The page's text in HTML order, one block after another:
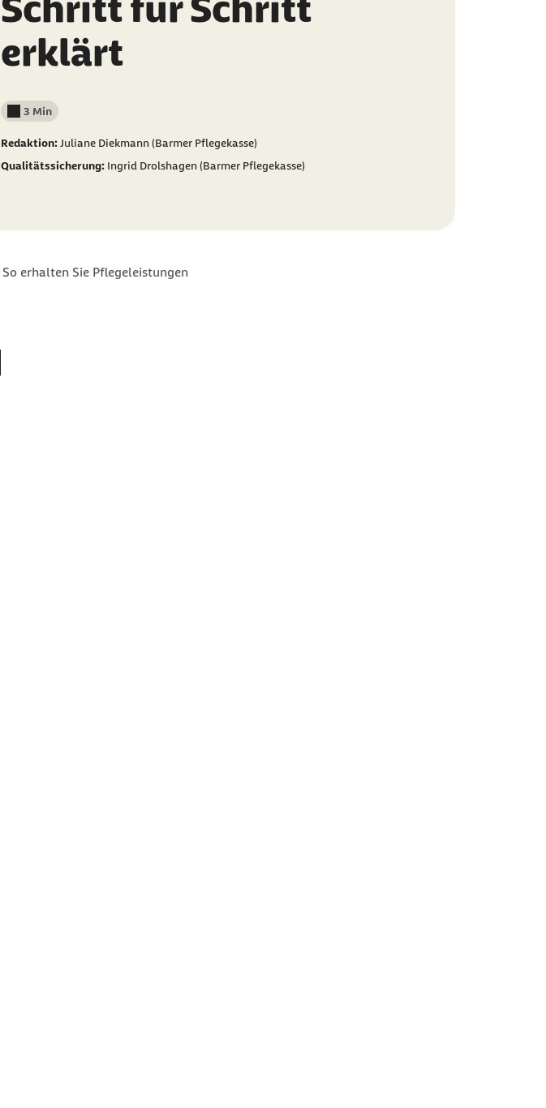
erklärt
Lesedauer weniger als
3 Min
Redaktion:Juliane Diekmann (Barmer Pflegekasse)
Qualitätssicherung: Ingrid Drolshagen (Barmer Pflegekasse)
So erhalten Sie Pflegeleistungen